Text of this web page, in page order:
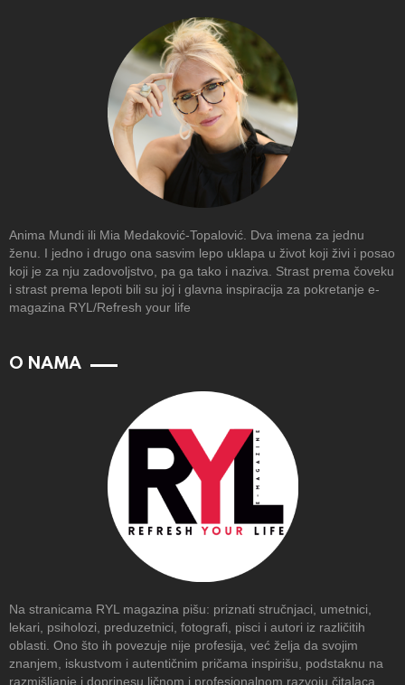
Anima Mundi ili Mia Medaković-Topalović. Dva imena za jednu
ženu. I jedno i drugo ona sasvim lepo uklapa u život koji živi i posao
koji je za nju zadovoljstvo, pa ga tako i naziva. Strast prema čoveku
i strast prema lepoti bili su joj i glavna inspiracija za pokretanje e-
magazina RYL/Refresh your life
O NAMA
Na stranicama RYL magazina pišu: priznati stručnjaci, umetnici,
lekari, psiholozi, preduzetnici, fotografi, pisci i autori iz različitih
oblasti. Ono što ih povezuje nije profesija, već želja da svojim
znanjem, iskustvom i autentičnim pričama inspirišu, podstaknu na
razmišljanje i doprinesu ličnom i profesionalnom razvoju čitalaca.